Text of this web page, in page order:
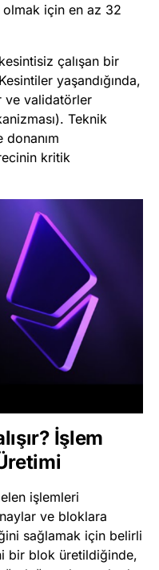
olmak için en az 32
çalışan bir
yaşandığında,
ve validatörler
Teknik
donanım
kritik
İşlem
işlemleri
ve bloklara
sağlamak için belirli
bir blok üretildiğinde,